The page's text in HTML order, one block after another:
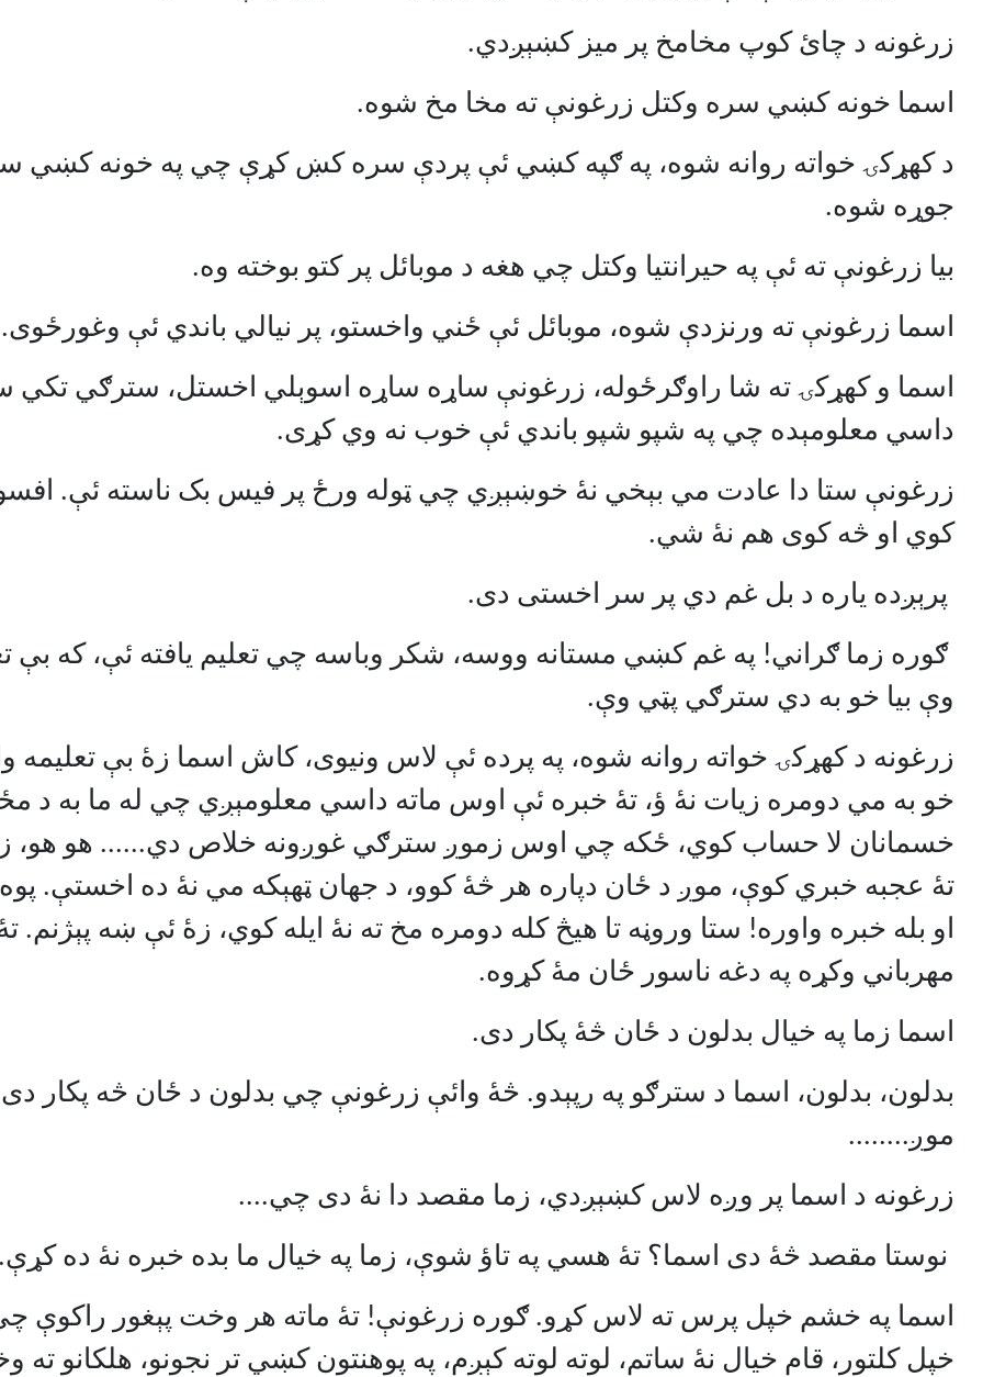
زرغونه د چائ کوپ مخامخ پر ميز کښېږدي.
اسما خونه کښي سره وکتل زرغونې ته مخا مخ شوه.
د کهړکۍ خواته روانه شوه، په ګپه کښي ئې پردې سره کښ کړې چي په خونه کښي
جوړه شوه.
بيا زرغونې ته ئې په حيرانتيا وکتل چي هغه د موبائل پر کتو بوخته وه.
اسما زرغونې ته ورنزدې شوه، موبائل ئې ځني واخستو، پر نيالي باندي ئې وغورځوی.
اسما و کهړکۍ ته شا راوګرځوله، زرغونې ساړه ساړه اسوېلي اخستل، سترګي
داسي معلومېده چي په شپو شپو باندي ئې خوب نه وي کړی.
زرغونې ستا دا عادت مي بېخي نۀ خوښېږي چي ټوله ورځ پر فيس بک ناسته ئې.
کوي او څه کوی هم نۀ شي.
پرېږده ياره د بل غم دي پر سر اخستی دی.
ګوره زما ګراني! په غم کښي مستانه ووسه، شکر وباسه چي تعليم يافته ئې، که بې
وې بيا خو به دي سترګي پټي وې.
زرغونه د کهړکۍ خواته روانه شوه، په پرده ئې لاس ونيوی، کاش اسما زۀ بې تعليمه
خو به مي دومره زيات نۀ ؤ، تۀ خبره ئې اوس ماته داسي معلومېږي چي له ما به د
خسمانان لا حساب کوي، ځکه چي اوس زموږ سترګي غوږونه خلاص دي...... هو هو،
تۀ عجبه خبري کوې، موږ د ځان دپاره هر څۀ کوو، د جهان ټهېکه مي نۀ ده اخستې.
او بله خبره واوره! ستا وروڼه تا هيڅ کله دومره مخ ته نۀ ايله کوي، زۀ ئې ښه پېژنم.
مهرباني وکړه په دغه ناسور ځان مۀ کړوه.
اسما زما په خيال بدلون د ځان څۀ پکار دی.
بدلون، بدلون، اسما د سترګو په رپېدو. څۀ وائې زرغونې چي بدلون د ځان څه پکار
موږ........
زرغونه د اسما پر وږه لاس کښېږدي، زما مقصد دا نۀ دی چي....
نوستا مقصد څۀ دی اسما؟ تۀ هسي په تاؤ شوې، زما په خيال ما بده خبره نۀ ده کړې.
اسما په خشم خپل پرس ته لاس کړو. ګوره زرغونې! تۀ ماته هر وخت پېغور راکوې
خپل کلتور، قام خيال نۀ ساتم، لوته لوته کېږم، په پوهنتون کښي تر نجونو، هلکانو ته